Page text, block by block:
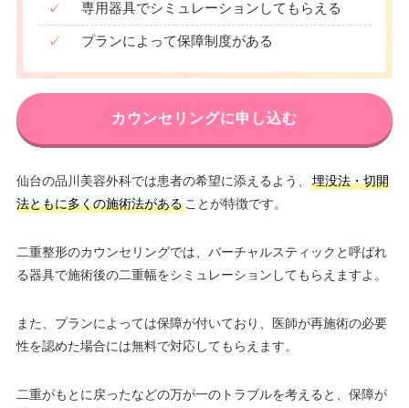
✓ 専用器具でシミュレーションしてもらえる
✓ プランによって保障制度がある
カウンセリングに申し込む
仙台の品川美容外科では患者の希望に添えるよう、
埋没法・切開
法ともに多くの施術法があることが特徴です。
二重整形のカウンセリングでは、バーチャルスティックと呼ばれ
る器具で施術後の二重幅をシミュレーションしてもらえますよ。
また、プランによっては保障が付いており、医師が再施術の必要
性を認めた場合には無料で対応してもらえます。
二重がもとに戻ったなどの万が一のトラブルを考えると、保障が